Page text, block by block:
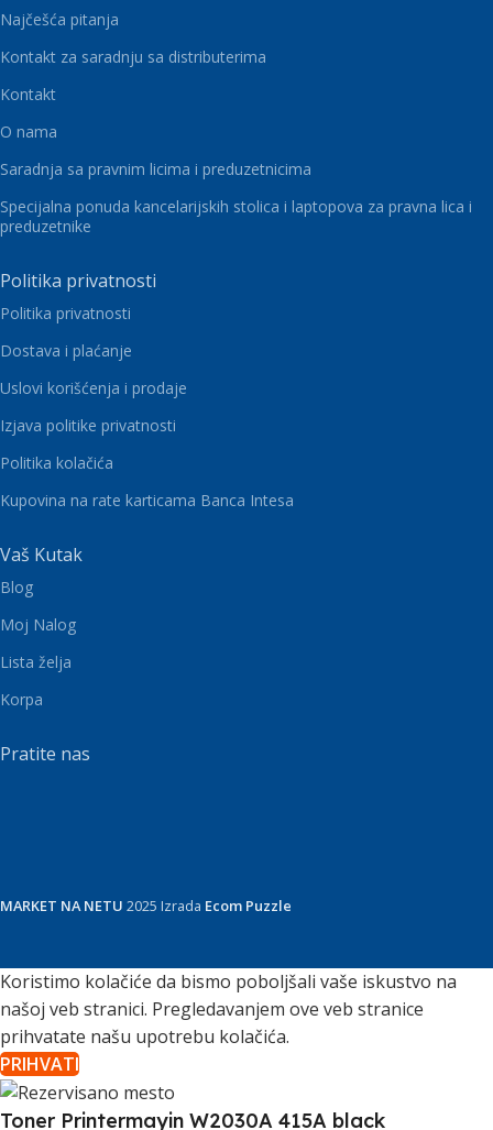
Najčešća pitanja
Kontakt za saradnju sa distributerima
Kontakt
O nama
Saradnja sa pravnim licima i preduzetnicima
Specijalna ponuda kancelarijskih stolica i laptopova za pravna lica i
preduzetnike
Politika privatnosti
Politika privatnosti
Dostava i plaćanje
Uslovi korišćenja i prodaje
Izjava politike privatnosti
Politika kolačića
Kupovina na rate karticama Banca Intesa
Vaš Kutak
Blog
Moj Nalog
Lista želja
Korpa
Pratite nas
MARKET NA NETU 2025 Izrada Ecom Puzzle
Koristimo kolačiće da bismo poboljšali vaše iskustvo na
našoj veb stranici. Pregledavanjem ove veb stranice
prihvatate našu upotrebu kolačića.
PRIHVATI
Toner Printermayin W2030A 415A black